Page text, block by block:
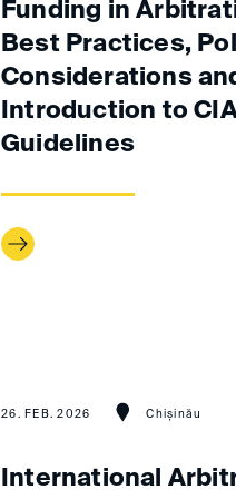
Funding in
Best Practices,
Considerations
Introduction to
Guidelines
26. FEB. 2026 Chișinău
International